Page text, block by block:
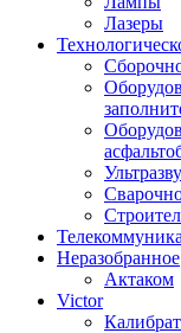
Лазеры
Неразобранное
Актаком
Victor